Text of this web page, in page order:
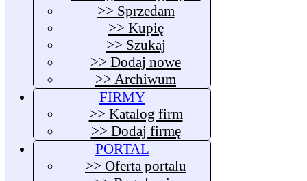
>> Sprzedam
>> Kupię
>> Szukaj
>> Dodaj nowe
>> Archiwum
FIRMY
>> Katalog firm
>> Dodaj firmę
PORTAL
>> Oferta portalu